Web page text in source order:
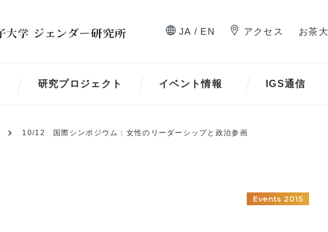
JA / EN アクセス お茶大
研究プロジェクト イベント情報 IGS通信
10/12 国際シンポジウム：女性のリーダーシップと政治参画
Events 2015